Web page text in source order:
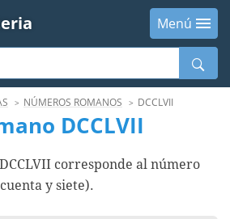
Menú
NÚMEROS ROMANOS DCCLVII
DCCLVII
corresponde al número
y siete).